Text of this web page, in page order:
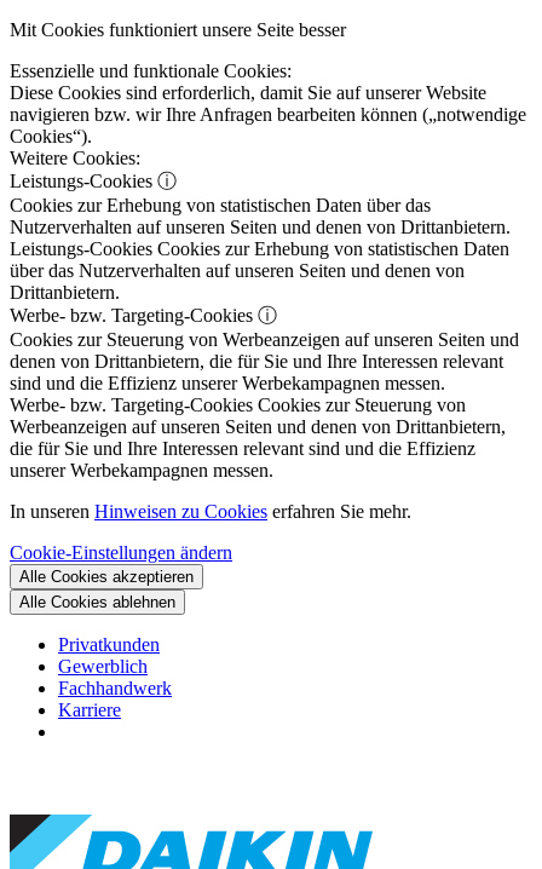
Mit Cookies funktioniert unsere Seite besser
Essenzielle und funktionale Cookies:
Diese Cookies sind erforderlich, damit Sie auf unserer Website
navigieren bzw. wir Ihre Anfragen bearbeiten können („notwendige
Cookies“).
Weitere Cookies:
Leistungs-Cookies ⓘ
Cookies zur Erhebung von statistischen Daten über das
Nutzerverhalten auf unseren Seiten und denen von Drittanbietern.
Leistungs-Cookies Cookies zur Erhebung von statistischen Daten
über das Nutzerverhalten auf unseren Seiten und denen von
Drittanbietern.
Werbe- bzw. Targeting-Cookies ⓘ
Cookies zur Steuerung von Werbeanzeigen auf unseren Seiten und
denen von Drittanbietern, die für Sie und Ihre Interessen relevant
sind und die Effizienz unserer Werbekampagnen messen.
Werbe- bzw. Targeting-Cookies Cookies zur Steuerung von
Werbeanzeigen auf unseren Seiten und denen von Drittanbietern,
die für Sie und Ihre Interessen relevant sind und die Effizienz
unserer Werbekampagnen messen.
In unseren Hinweisen zu Cookies erfahren Sie mehr.
Cookie-Einstellungen ändern
Alle Cookies akzeptieren
Alle Cookies ablehnen
Privatkunden
Gewerblich
Fachhandwerk
Karriere